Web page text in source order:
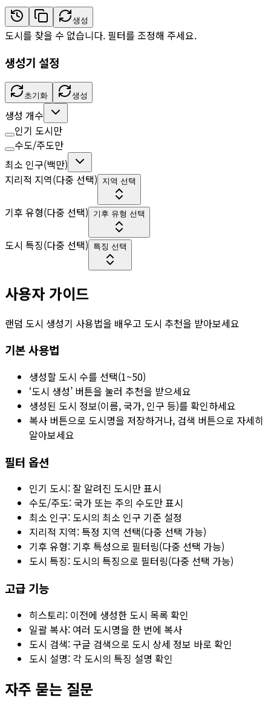
생성
도시를 찾을 수 없습니다. 필터를 조정해 주세요.
생성기 설정
초기화 생성
생성 개수
인기 도시만
수도/주도만
최소 인구(백만)
지리적 지역(다중 선택)
지역 선택
기후 유형(다중 선택) 기후 유형 선택
도시 특징(다중 선택) 특징 선택
사용자 가이드
랜덤 도시 생성기 사용법을 배우고 도시 추천을 받아보세요
기본 사용법
생성할 도시 수를 선택(1~50)
‘도시 생성’ 버튼을 눌러 추천을 받으세요
생성된 도시 정보(이름, 국가, 인구 등)를 확인하세요
복사 버튼으로 도시명을 저장하거나, 검색 버튼으로 자세히
알아보세요
필터 옵션
인기 도시: 잘 알려진 도시만 표시
수도/주도: 국가 또는 주의 수도만 표시
최소 인구: 도시의 최소 인구 기준 설정
지리적 지역: 특정 지역 선택(다중 선택 가능)
기후 유형: 기후 특성으로 필터링(다중 선택 가능)
도시 특징: 도시의 특징으로 필터링(다중 선택 가능)
고급 기능
히스토리: 이전에 생성한 도시 목록 확인
일괄 복사: 여러 도시명을 한 번에 복사
도시 검색: 구글 검색으로 도시 상세 정보 바로 확인
도시 설명: 각 도시의 특징 설명 확인
자주 묻는 질문